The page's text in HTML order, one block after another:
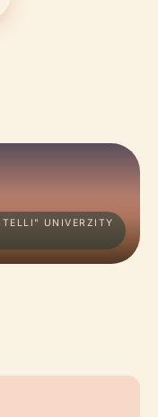
UNIVERZITY